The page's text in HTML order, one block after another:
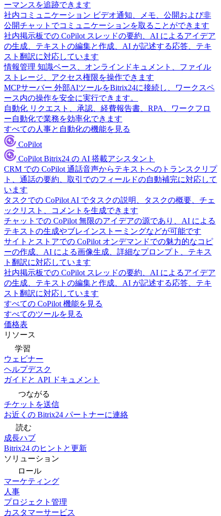
ーマンスを追跡できます
社内コミュニケーション ビデオ通知、メモ、公開および非
公開チャットでコミュニケーションを取ることができます
社内掲示板での CoPilot スレッドの要約、AI によるアイデア
の生成、テキストの編集と作成、AI が記述する応答、テキ
スト翻訳に対応しています
情報管理 知識ベース、オンラインドキュメント、ファイル
ストレージ、アクセス権限を操作できます
MCPサーバー 外部AIツールをBitrix24に接続し、ワークスペ
ース内の操作を安全に実行できます。
自動化 リクエスト、承認、経費報告書、RPA、ワークフロ
ー自動化で業務を効率化できます
すべての人事と自動化の機能を見る
CoPilot
CoPilot Bitrix24 の AI 搭載アシスタント
CRM での CoPilot 通話音声からテキストへのトランスクリプ
ト、通話の要約、取引でのフィールドの自動補完に対応して
います
タスクでの CoPilot AI でタスクの説明、タスクの概要、チェ
ックリスト、コメントを生成できます
チャットでの CoPilot 無限のアイデアの源であり、AI による
テキストの生成やブレインストーミングなどが可能です
サイトとストアでの CoPilot オンデマンドでの魅力的なコピ
ーの作成、AI による画像生成、詳細なプロンプト、テキス
ト翻訳に対応しています
社内掲示板での CoPilot スレッドの要約、AI によるアイデア
の生成、テキストの編集と作成、AI が記述する応答、テキ
スト翻訳に対応しています
すべての CoPilot 機能を見る
すべてのツールを見る
価格表
リソース
学習
ウェビナー
ヘルプデスク
ガイドと API ドキュメント
つながる
チケットを送信
お近くの Bitrix24 パートナーに連絡
読む
成長ハブ
Bitrix24 のヒントと更新
ソリューション
ロール
マーケティング
人事
プロジェクト管理
カスタマーサービス